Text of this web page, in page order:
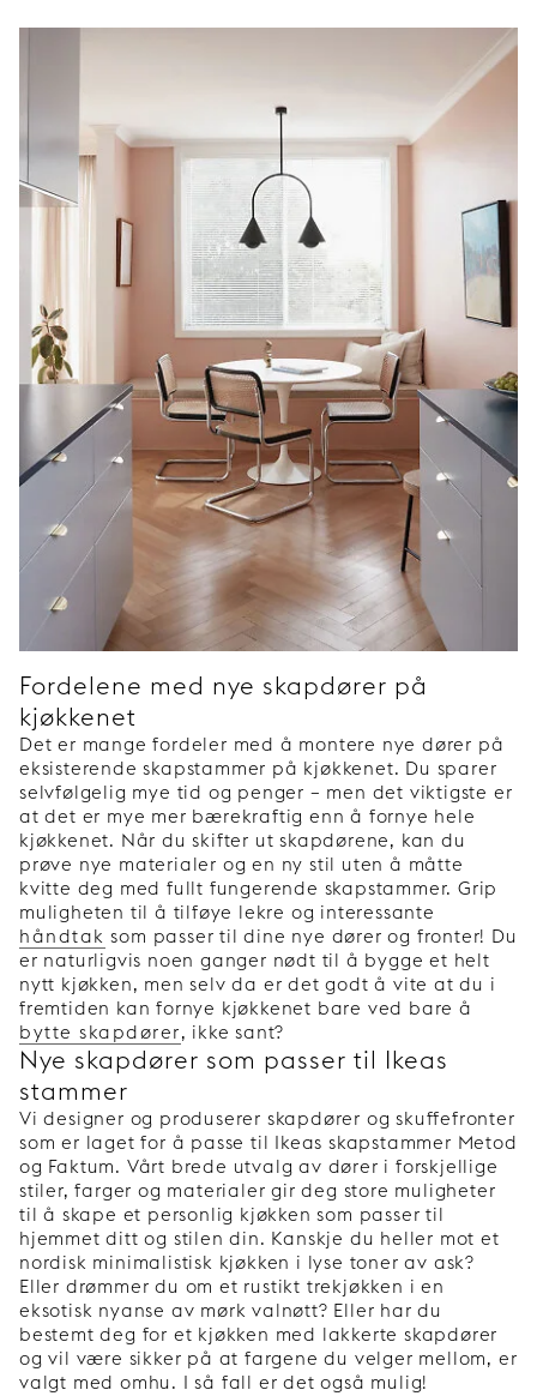
Fordelene med nye skapdører på
kjøkkenet
Det er mange fordeler med å montere nye dører på
eksisterende skapstammer på kjøkkenet. Du sparer
selvfølgelig mye tid og penger – men det viktigste er
at det er mye mer bærekraftig enn å fornye hele
kjøkkenet. Når du skifter ut skapdørene, kan du
prøve nye materialer og en ny stil uten å måtte
kvitte deg med fullt fungerende skapstammer. Grip
muligheten til å tilføye lekre og interessante
håndtak som passer til dine nye dører og fronter! Du
er naturligvis noen ganger nødt til å bygge et helt
nytt kjøkken, men selv da er det godt å vite at du i
fremtiden kan fornye kjøkkenet bare ved bare å
bytte skapdører, ikke sant?
Nye skapdører som passer til Ikeas
stammer
Vi designer og produserer skapdører og skuffefronter
som er laget for å passe til Ikeas skapstammer Metod
og Faktum. Vårt brede utvalg av dører i forskjellige
stiler, farger og materialer gir deg store muligheter
til å skape et personlig kjøkken som passer til
hjemmet ditt og stilen din. Kanskje du heller mot et
nordisk minimalistisk kjøkken i lyse toner av ask?
Eller drømmer du om et rustikt trekjøkken i en
eksotisk nyanse av mørk valnøtt? Eller har du
bestemt deg for et kjøkken med lakkerte skapdører
og vil være sikker på at fargene du velger mellom, er
valgt med omhu. I så fall er det også mulig!